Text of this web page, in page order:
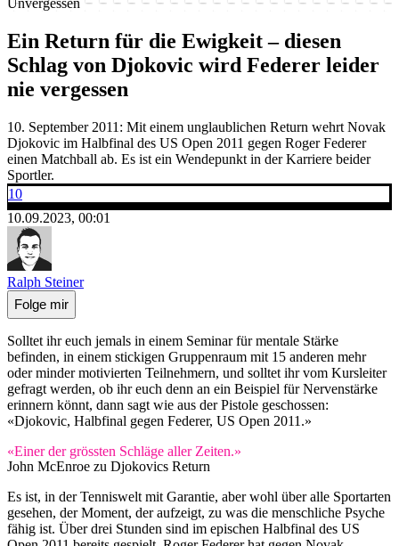
Ein Return für die Ewigkeit – diesen
Schlag von Djokovic wird Federer leider
nie vergessen
10. September 2011: Mit einem unglaublichen Return wehrt Novak
Djokovic im Halbfinal des US Open 2011 gegen Roger Federer
einen Matchball ab. Es ist ein Wendepunkt in der Karriere beider
Sportler.
10
10.09.2023, 00:01
Ralph Steiner
Folge mir
Solltet ihr euch jemals in einem Seminar für mentale Stärke
befinden, in einem stickigen Gruppenraum mit 15 anderen mehr
oder minder motivierten Teilnehmern, und solltet ihr vom Kursleiter
gefragt werden, ob ihr euch denn an ein Beispiel für Nervenstärke
erinnern könnt, dann sagt wie aus der Pistole geschossen:
«Djokovic, Halbfinal gegen Federer, US Open 2011.»
«Einer der grössten Schläge aller Zeiten.»
John McEnroe zu Djokovics Return
Es ist, in der Tenniswelt mit Garantie, aber wohl über alle Sportarten
gesehen, der Moment, der aufzeigt, zu was die menschliche Psyche
fähig ist. Über drei Stunden sind im epischen Halbfinal des US